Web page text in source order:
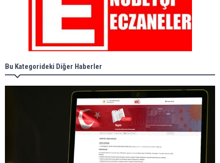
Bu Kategorideki Diğer Haberler